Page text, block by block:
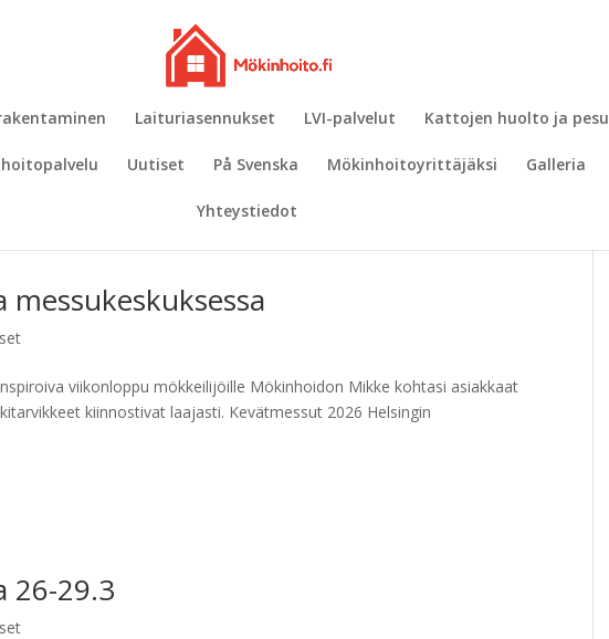
Laituriasennukset LVI-palvelut Kattojen huolto ja pesu
Uutiset På Svenska Mökinhoitoyrittäjäksi Galleria
Yhteystiedot
viikonloppu mökkeilijöille Mökinhoidon Mikke kohtasi asiakkaat
kiinnostivat laajasti. Kevätmessut 2026 Helsingin
26-29.3